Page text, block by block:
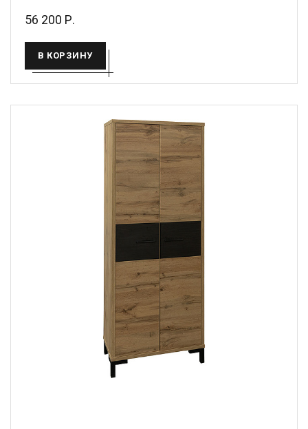
56 200 Р.
В КОРЗИНУ